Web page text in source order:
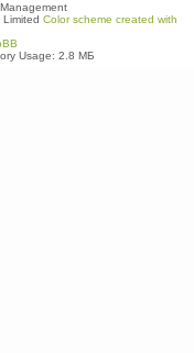
Color scheme created with
Usage: 2.8 МБ